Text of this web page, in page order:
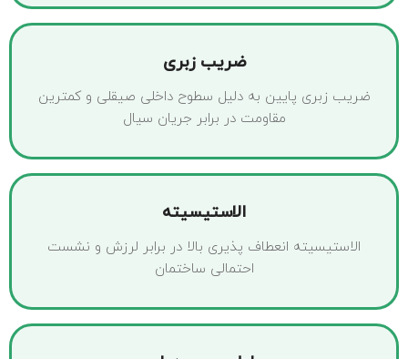
ضریب زبری
ضریب زبری پایین به دلیل سطوح داخلی صیقلی و کمترین
مقاومت در برابر جریان سیال
الاستیسیته
الاستیسیته انعطاف پذیری بالا در برابر لرزش و نشست
احتمالی ساختمان